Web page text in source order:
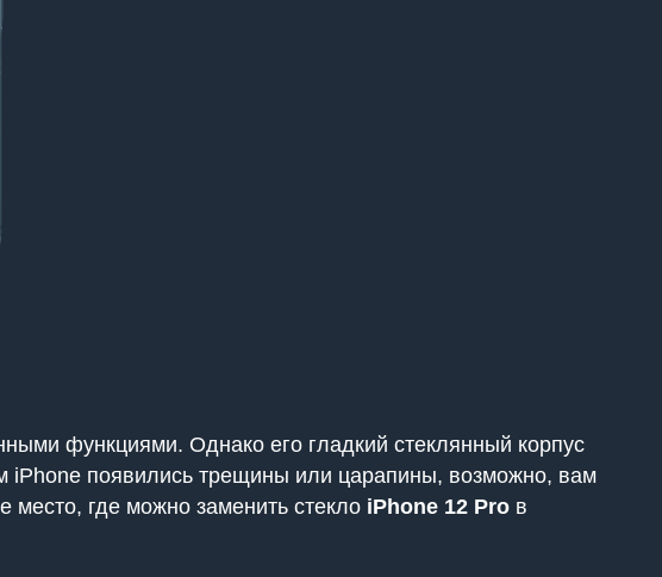
функциями. Однако его гладкий стеклянный корпус
iPhone появились трещины или царапины, возможно, вам
место, где можно заменить стекло iPhone 12 Pro в